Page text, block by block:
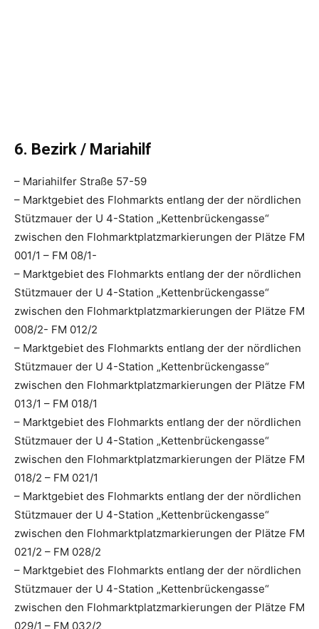
6. Bezirk / Mariahilf
– Mariahilfer Straße 57-59
– Marktgebiet des Flohmarkts entlang der der nördlichen
Stützmauer der U 4-Station „Kettenbrückengasse“
zwischen den Flohmarktplatzmarkierungen der Plätze FM
001/1 – FM 08/1-
– Marktgebiet des Flohmarkts entlang der der nördlichen
Stützmauer der U 4-Station „Kettenbrückengasse“
zwischen den Flohmarktplatzmarkierungen der Plätze FM
008/2- FM 012/2
– Marktgebiet des Flohmarkts entlang der der nördlichen
Stützmauer der U 4-Station „Kettenbrückengasse“
zwischen den Flohmarktplatzmarkierungen der Plätze FM
013/1 – FM 018/1
– Marktgebiet des Flohmarkts entlang der der nördlichen
Stützmauer der U 4-Station „Kettenbrückengasse“
zwischen den Flohmarktplatzmarkierungen der Plätze FM
018/2 – FM 021/1
– Marktgebiet des Flohmarkts entlang der der nördlichen
Stützmauer der U 4-Station „Kettenbrückengasse“
zwischen den Flohmarktplatzmarkierungen der Plätze FM
021/2 – FM 028/2
– Marktgebiet des Flohmarkts entlang der der nördlichen
Stützmauer der U 4-Station „Kettenbrückengasse“
zwischen den Flohmarktplatzmarkierungen der Plätze FM
029/1 – FM 032/2